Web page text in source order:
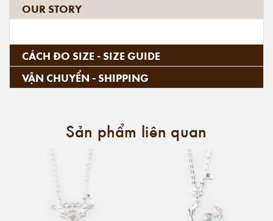
OUR STORY
CÁCH ĐO SIZE - SIZE GUIDE
VẬN CHUYỂN - SHIPPING
Sản phẩm liên quan